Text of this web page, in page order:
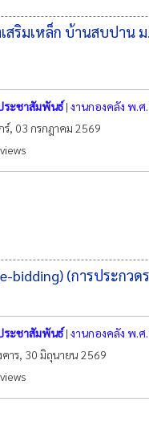
ริมเหล็ก บ้านสบปาน
ระชาสัมพันธ์| งานกองคลัง พ.
ร์, 03 กรกฎาคม 2569
(การประกว
ระชาสัมพันธ์| งานกองคลัง พ.
าร, 30 มิถุนายน 2569